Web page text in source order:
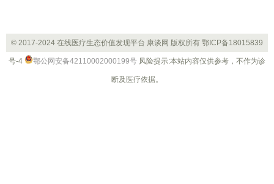
© 2017-2024 在线医疗生态价值发现平台 康谈网 版权所有 鄂ICP备18015839
号-4 鄂公网安备42110002000199号 风险提示:本站内容仅供参考，不作为诊
断及医疗依据。